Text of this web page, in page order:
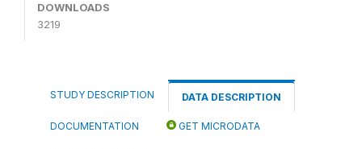
DOWNLOADS
3219
STUDY DESCRIPTION DATA DESCRIPTION
DOCUMENTATION GET MICRODATA